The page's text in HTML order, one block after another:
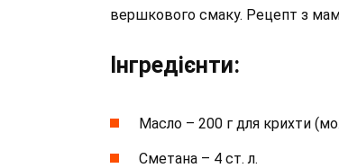
вершкового смаку. Рецепт з
Інгредієнти:
Масло – 200 г для крихти
Сметана – 4 ст. л.